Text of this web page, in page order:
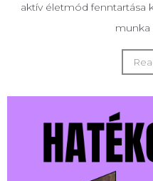
aktív életmód fenntartása
munka